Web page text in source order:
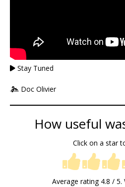
Stay Tuned
Doc Olivier
How useful
Click on a star
Average rating 4.8 / 5.